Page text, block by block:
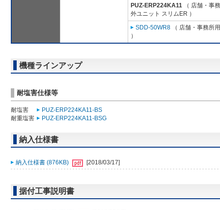
PUZ-ERP224KA11 （ 店舗・事
外ユニット スリムER ）
SDD-50WR8 （ 店舗・事務所
）
機種ラインアップ
耐塩害仕様等
耐塩害
PUZ-ERP224KA11-BS
耐重塩害
PUZ-ERP224KA11-BSG
納入仕様書
納入仕様書 (876KB) [2018/03/17]
据付工事説明書